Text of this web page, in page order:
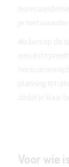
je met
Als kers op de
een écht
planning tot
zodat je klaar
Voor wie